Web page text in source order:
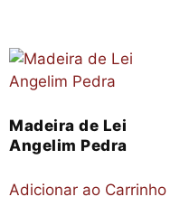
Madeira de Lei
Angelim Pedra
Adicionar ao Carrinho